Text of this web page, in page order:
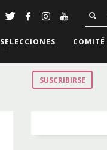
SELECCIONES
SUSCRIBIRSE